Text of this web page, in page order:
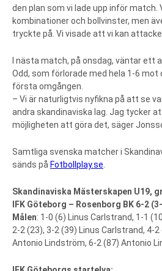
den plan som vi lade upp inför match.
kombinationer och bollvinster, men
tryckte på. Vi visade att vi kan
I nästa match, på onsdag, väntar ett
Odd, som förlorade med hela 1-6 mot
första omgången.
– Vi är naturligtvis nyfikna på att se
andra skandinaviska lag. Jag tycker
möjligheten att göra det, säger
Samtliga svenska matcher i
sänds på Fotbollplay.se
Skandinaviska Mästerskapen U19,
IFK Göteborg – Rosenborg BK 6-2
Målen: 1-0 (6) Linus Carlstrand, 1-1
2-2 (23), 3-2 (39) Linus Carlstrand, 4-
Antonio Lindström, 6-2 (87) Antonio